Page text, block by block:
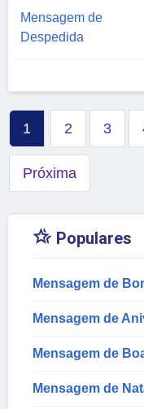
Mensagem de
Despedida
1 2 3
Próxima
 Populares
Mensagem de
Mensagem de
Mensagem de
Mensagem de